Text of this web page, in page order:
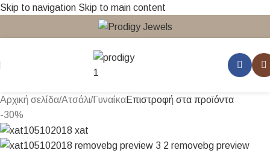
Skip to navigation Skip to main content
Αρχική σελίδα/Ατσάλι/ΓυναίκαΕπιστροφή στα προϊόντα
-30%